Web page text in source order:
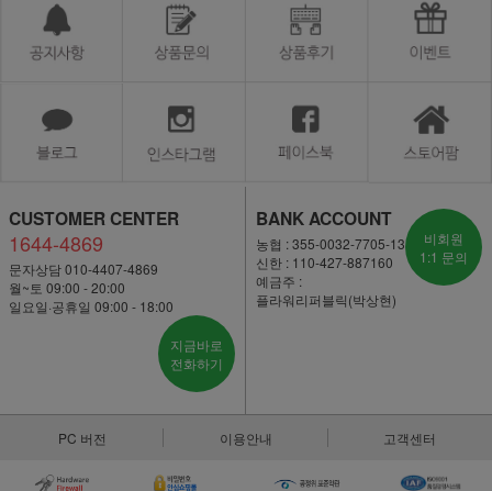
CUSTOMER CENTER
1644-4869
문자상담 010-4407-4869
월~토 09:00 - 20:00
일요일·공휴일 09:00 - 18:00
지금바로
전화하기
BANK ACCOUNT
농협 : 355-0032-7705-13
신한 : 110-427-887160
예금주 :
플라워리퍼블릭(박상현)
비회원
1:1 문의
PC 버전 이용안내 고객센터